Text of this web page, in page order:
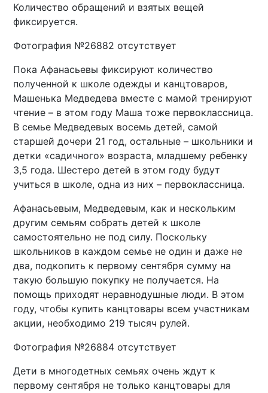
Количество обращений и взятых вещей
фиксируется.
Фотография №26882 отсутствует
Пока Афанасьевы фиксируют количество
полученной к школе одежды и канцтоваров,
Машенька Медведева вместе с мамой тренируют
чтение – в этом году Маша тоже первоклассница.
В семье Медведевых восемь детей, самой
старшей дочери 21 год, остальные – школьники и
детки «садичного» возраста, младшему ребенку
3,5 года. Шестеро детей в этом году будут
учиться в школе, одна из них – первоклассница.
Афанасьевым, Медведевым, как и нескольким
другим семьям собрать детей к школе
самостоятельно не под силу. Поскольку
школьников в каждом семье не один и даже не
два, подкопить к первому сентября сумму на
такую большую покупку не получается. На
помощь приходят неравнодушные люди. В этом
году, чтобы купить канцтовары всем участникам
акции, необходимо 219 тысяч рулей.
Фотография №26884 отсутствует
Дети в многодетных семьях очень ждут к
первому сентября не только канцтовары для